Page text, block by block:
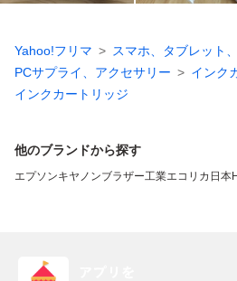
Yahoo!フリマ
スマホ、タブレット
PCサプライ、アクセサリー
インク
インクカートリッジ
他のブランドから探す
エプソンキヤノンブラザー工業エコリカ 日本